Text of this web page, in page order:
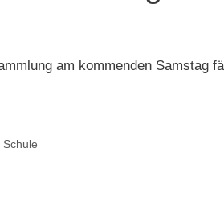
am kommenden Samstag